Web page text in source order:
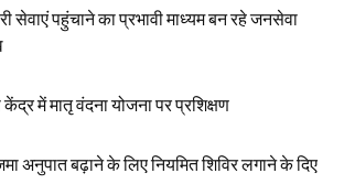
सेवाएं पहुंचाने का प्रभावी माध्यम बन रहे जनसेवा
में मातृ वंदना योजना पर प्रशिक्षण
अनुपात बढ़ाने के लिए नियमित शिविर लगाने के दिए